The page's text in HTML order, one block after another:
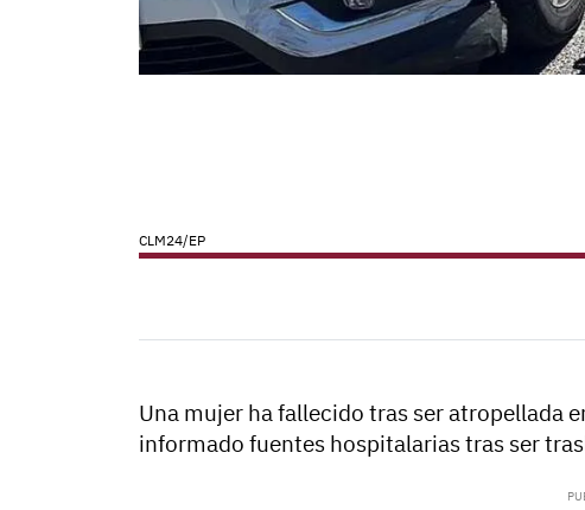
CLM24/EP
Una mujer ha fallecido tras ser atropellada
informado fuentes hospitalarias tras ser